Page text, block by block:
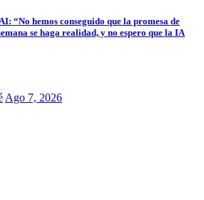
“No hemos conseguido que la promesa de
se haga realidad, y no espero que la IA
Ago 7, 2026